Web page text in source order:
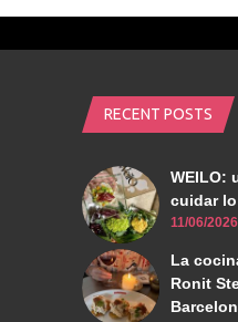
RECENT POSTS
WEILO:
cuidar
11/06/2026
La
Ronit